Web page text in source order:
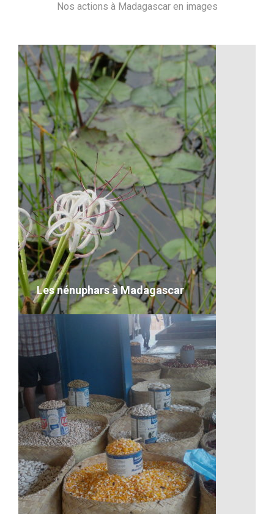
Nos actions à Madagascar en images
Les nénuphars à Madagascar
Les nénuphars à Madagascar